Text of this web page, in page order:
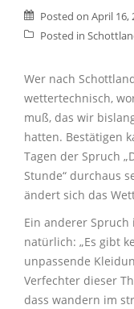
Posted on April 16,
Posted in
Wer nach
wettertechnisch,
muß, das wir
hatten. Bestätigen
Tagen der Spruch
Stunde“ durchaus
ändert sich das
Ein anderer
natürlich: „Es gibt
unpassende
Verfechter dieser
dass wandern im